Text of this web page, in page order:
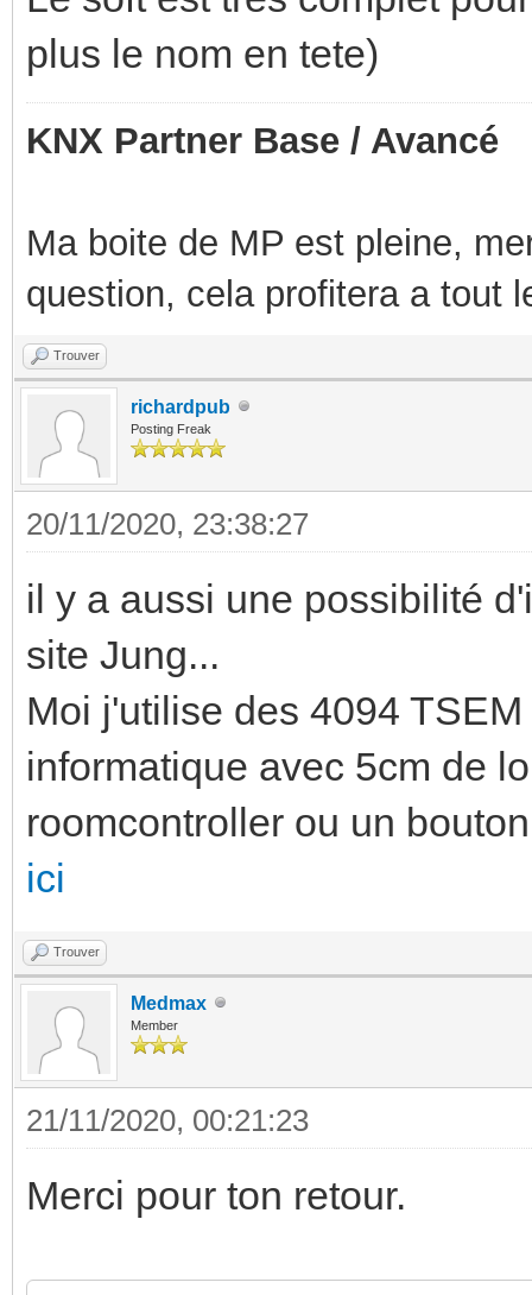
plus le nom en tete)
KNX Partner Base / Avancé
Ma boite de MP est pleine,
question, cela profitera a tout
Trouver
richardpub
Posting Freak
20/11/2020, 23:38:27
il y a aussi une possibilité
site Jung...
Moi j'utilise des 4094
informatique avec 5cm de
roomcontroller ou un
ici
Trouver
Medmax
Member
21/11/2020, 00:21:23
Merci pour ton retour.